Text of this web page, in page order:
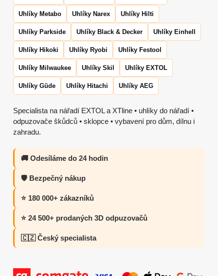
Uhlíky Metabo Uhlíky Narex Uhlíky Hilti
Uhlíky Parkside Uhlíky Black & Decker Uhlíky Einhell
Uhlíky Hikoki Uhlíky Ryobi Uhlíky Festool
Uhlíky Milwaukee Uhlíky Skil Uhlíky EXTOL
Uhlíky Güde Uhlíky Hitachi Uhlíky AEG
Specialista na nářadí EXTOL a XTline • uhlíky do nářadí •
odpuzovače škůdců • sklopce • vybavení pro dům, dílnu i
zahradu.
🚚 Odesíláme do 24 hodin
🛡️ Bezpečný nákup
⭐ 180 000+ zákazníků
⭐ 24 500+ prodaných 3D odpuzovačů
🇨🇿 Český specialista